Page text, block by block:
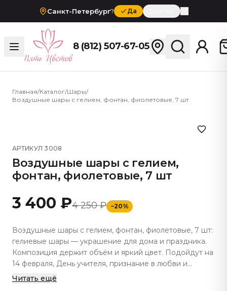
Санкт-Петербург? Да
8 (812) 507-67-05
Главная/Каталог/Шары/
Воздушные шары с гелием, фонтан, фиолетовые, 7 шт
АРТИКУЛ3008
Воздушные шары с гелием,
фонтан, фиолетовые, 7 шт
3 400 ₽4 250 ₽ −20%
Воздушные шары с гелием, фонтан, фиолетовые, 7 шт:
гелиевые шары — украшение для дома и праздника.
Композиция держит объём и яркий цвет. Подойдут на
14 февраля, День учителя, признание в любви и
свидание — яркий подарок коллеге, любимой и не
Читать ещё